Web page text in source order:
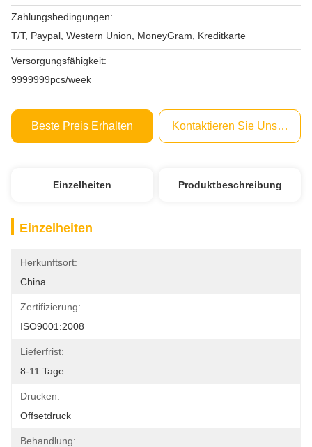
Zahlungsbedingungen:
T/T, Paypal, Western Union, MoneyGram, Kreditkarte
Versorgungsfähigkeit:
9999999pcs/week
Beste Preis Erhalten Kontaktieren Sie Uns Jetzt
Einzelheiten Produktbeschreibung
Einzelheiten
Herkunftsort:
China
Zertifizierung:
ISO9001:2008
Lieferfrist:
8-11 Tage
Drucken:
Offsetdruck
Behandlung: